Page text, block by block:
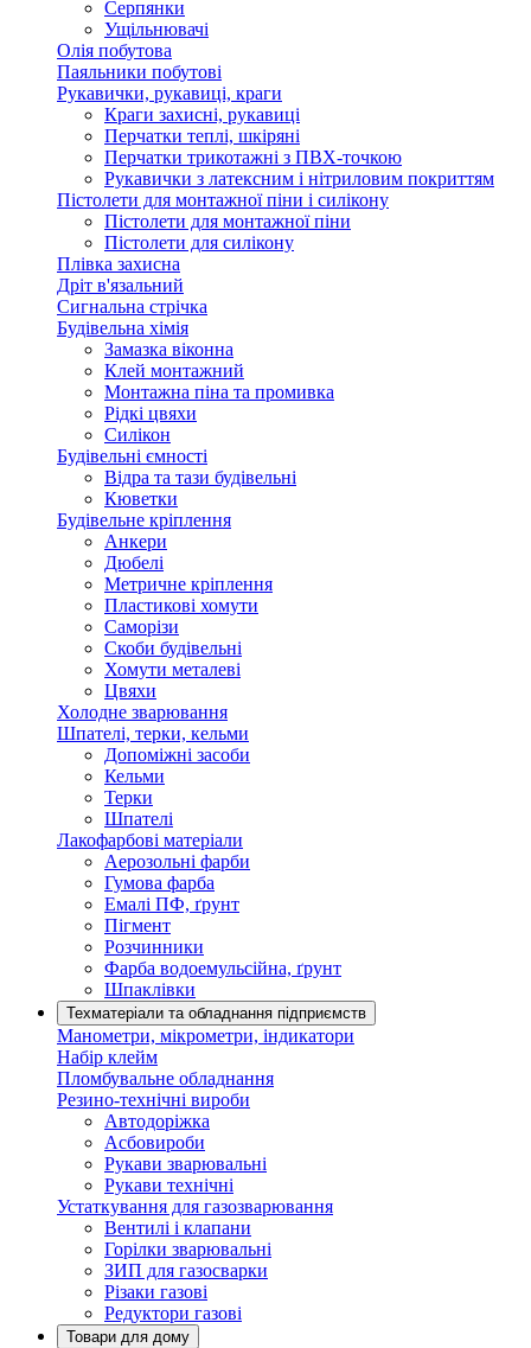
Серпянки
Ущільнювачі
Олія побутова
Паяльники побутові
Рукавички, рукавиці, краги
Краги захисні, рукавиці
Перчатки теплі, шкіряні
Перчатки трикотажні з ПВХ-точкою
Рукавички з латексним і нітриловим покриттям
Пістолети для монтажної піни і силікону
Пістолети для монтажної піни
Пістолети для силікону
Плівка захисна
Дріт в'язальний
Сигнальна стрічка
Будівельна хімія
Замазка віконна
Клей монтажний
Монтажна піна та промивка
Рідкі цвяхи
Силікон
Будівельні ємності
Відра та тази будівельні
Кюветки
Будівельне кріплення
Анкери
Дюбелі
Метричне кріплення
Пластикові хомути
Саморізи
Скоби будівельні
Хомути металеві
Цвяхи
Холодне зварювання
Шпателі, терки, кельми
Допоміжні засоби
Кельми
Терки
Шпателі
Лакофарбові матеріали
Аерозольні фарби
Гумова фарба
Емалі ПФ, ґрунт
Пігмент
Розчинники
Фарба водоемульсійна, ґрунт
Шпаклівки
Техматеріали та обладнання підприємств
Манометри, мікрометри, індикатори
Набір клейм
Пломбувальне обладнання
Резино-технічні вироби
Автодоріжка
Асбовироби
Рукави зварювальні
Рукави технічні
Устаткування для газозварювання
Вентилі і клапани
Горілки зварювальні
ЗИП для газосварки
Різаки газові
Редуктори газові
Товари для дому